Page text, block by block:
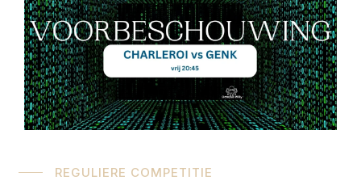
REGULIERE COMPETITIE